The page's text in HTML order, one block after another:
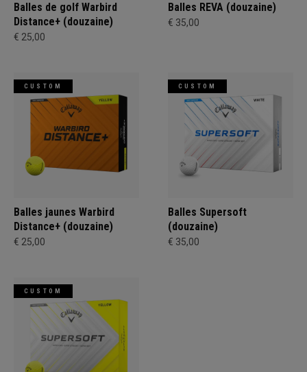
Balles de golf Warbird
Distance+ (douzaine)
€ 25,00
Balles REVA (douzaine)
€ 35,00
CUSTOM
Balles jaunes Warbird
Distance+ (douzaine)
€ 25,00
CUSTOM
Balles Supersoft
(douzaine)
€ 35,00
CUSTOM